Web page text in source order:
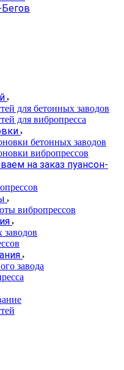
для бетонных заводов
для вибропресса
бетонных заводов
вибропрессов
на заказ пуансон-
вибропрессов
завода